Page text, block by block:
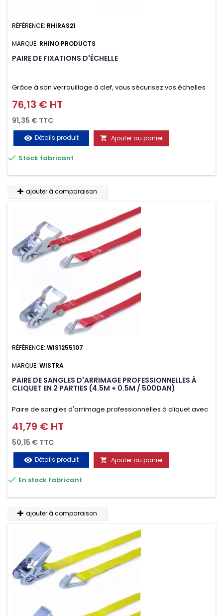
RÉFÉRENCE: RHIRAS21
MARQUE: RHINO PRODUCTS
PAIRE DE FIXATIONS D'ÉCHELLE
Grâce à son verrouillage à clef, vous sécurisez vos échelles
d'un seul geste aussi bien contre le vol que pendant le
transport. Référence vendue par paire.
Prix
76,13 € HT
91,35 € TTC
visibility Détails produit  Ajouter au panier
 Stock fabricant
ajouter à comparaison
RÉFÉRENCE: WIS1255107
MARQUE: WISTRA
PAIRE DE SANGLES D'ARRIMAGE PROFESSIONNELLES À
CLIQUET EN 2 PARTIES (4.5M + 0.5M / 500DAN)
Paire de sangles d'arrimage professionnelles à cliquet avec
crochet en 2 parties (4.5M + 0.5M / 500daN), simple et rapide
d'utilisation. Permet d'arrimer et de sécuriser vos
chargements pendant le transport. Matière polyester très
résistante aux UV et aux variations de températures,
n'absorbe pas l'eau.
Prix
41,79 € HT
50,15 € TTC
visibility Détails produit  Ajouter au panier
 En stock fabricant
ajouter à comparaison